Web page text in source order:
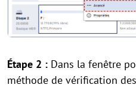
Étape 2 : Dans la fenêtre
méthode de vérification